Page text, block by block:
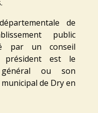
de
public
par un conseil
président est le
ou son
de Dry en